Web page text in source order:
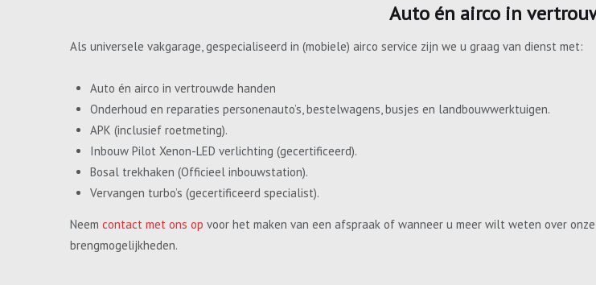
Auto én airco in
Als universele vakgarage, gespecialiseerd in (mobiele) airco service zijn we u graag van dienst met:
Auto én airco in vertrouwde handen
Onderhoud en reparaties personenauto’s, bestelwagens, busjes en landbouwwerktuigen.
APK (inclusief roetmeting).
Inbouw Pilot Xenon-LED verlichting (gecertificeerd).
Bosal trekhaken (Officieel inbouwstation).
Vervangen turbo’s (gecertificeerd specialist).
Neem contact met ons op voor het maken van een afspraak of wanneer u meer wilt weten over
brengmogelijkheden.